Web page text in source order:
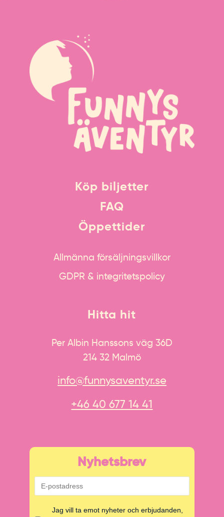
Köp biljetter
FAQ
Öppettider
Allmänna försäljningsvillkor
GDPR & integritetspolicy
Hitta hit
Per Albin Hanssons väg 36D
214 32 Malmö
info@funnysaventyr.se
+46 40 677 14 41
Nyhetsbrev
Jag vill ta emot nyheter och erbjudanden,